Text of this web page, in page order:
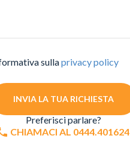
sullaprivacy policy
INVIA LA TUA RICHIESTA
Preferisci parlare?
CHIAMACI AL 0444.401624